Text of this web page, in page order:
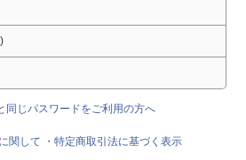
同じパスワードをご利用の方へ
関して ・特定商取引法に基づく表示